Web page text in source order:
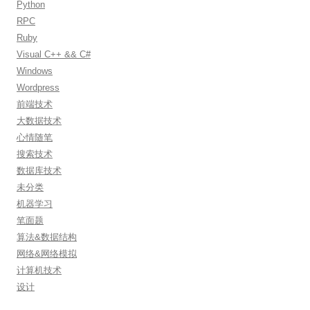
Python
RPC
Ruby
Visual C++ && C#
Windows
Wordpress
前端技术
大数据技术
心情随笔
搜索技术
数据库技术
未分类
机器学习
笔面题
算法&数据结构
网络&网络模拟
计算机技术
设计